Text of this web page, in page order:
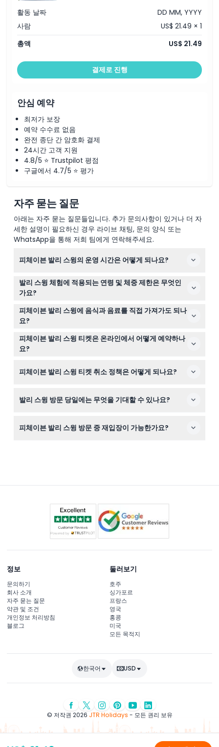
활동 날짜
DD MM, YYYY
사람
US$ 21.49 × 1
총액
US$ 21.49
결제로 진행
안심 예약
최저가 보장
예약 수수료 없음
완전 종단 간 암호화 결제
24시간 고객 지원
4.8/5 ⭐ Trustpilot 평점
구글에서 4.7/5 ⭐ 평가
자주 묻는 질문
아래는 자주 묻는 질문들입니다. 추가 문의사항이 있거나 더 자
세한 설명이 필요하신 경우 라이브 채팅, 문의 양식 또는
WhatsApp을 통해 저희 팀에게 연락해주세요.
피체이븐 발리 스윙의 운영 시간은 어떻게 되나요?
피체이븐 발리 스윙은 매일 오전 8시부터 오후 6시까지 운
영되며, 마감 30분 전까지 입장이 가능합니다(변경될 수 있
으니 예약 시 확인 바랍니다). 이 명소는 발리의 침묵의 날
인 녜삐 데이에 휴장합니다.
발리 스윙 체험에 적용되는 연령 및 체중 제한은 무엇인
가요?
참가자는 66세 미만이어야 하며 체중이 200kg 이하이어야
합니다. 0~12세 어린이는 무료로 입장할 수 있으나 적합성
가이드라인을 따라야 합니다.
피체이븐 발리 스윙에 음식과 음료를 직접 가져가도 되나
요?
외부 음식과 음료는 장소 내 반입이 금지되어 있으니 방문
전 미리 준비해 주시길 권장합니다.
피체이븐 발리 스윙 티켓은 온라인에서 어떻게 예약하나
요?
이용 가능 여부 확인 및 원하는 날짜 선택도 가능합니다.
피체이븐 발리 스윙 티켓 취소 정책은 어떻게 되나요?
니 방문 계획을 신중히 세워주시기 바랍니다.
발리 스윙 방문 당일에는 무엇을 기대할 수 있나요?
위에서 스윙을 즐길 수 있습니다. 기억에 남을 사진을 위한
피체이븐 발리 스윙 방문 중 재입장이 가능한가요?
정보
문의하기
회사 소개
자주 묻는 질문
약관 및 조건
개인정보 처리방침
블로그
둘러보기
호주
싱가포르
프랑스
영국
홍콩
미국
모든 목적지
한국어 USD
© 저작권 2026 JTR Holidays - 모든 권리 보유